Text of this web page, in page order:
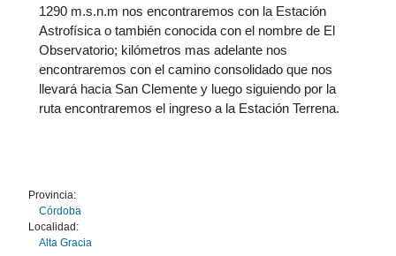
1290 m.s.n.m nos encontraremos con la Estación
Astrofísica o también conocida con el nombre de El
Observatorio; kilómetros mas adelante nos
encontraremos con el camino consolidado que nos
llevará hacia San Clemente y luego siguiendo por la
ruta encontraremos el ingreso a la Estación Terrena.
Provincia:
Córdoba
Localidad:
Alta Gracia